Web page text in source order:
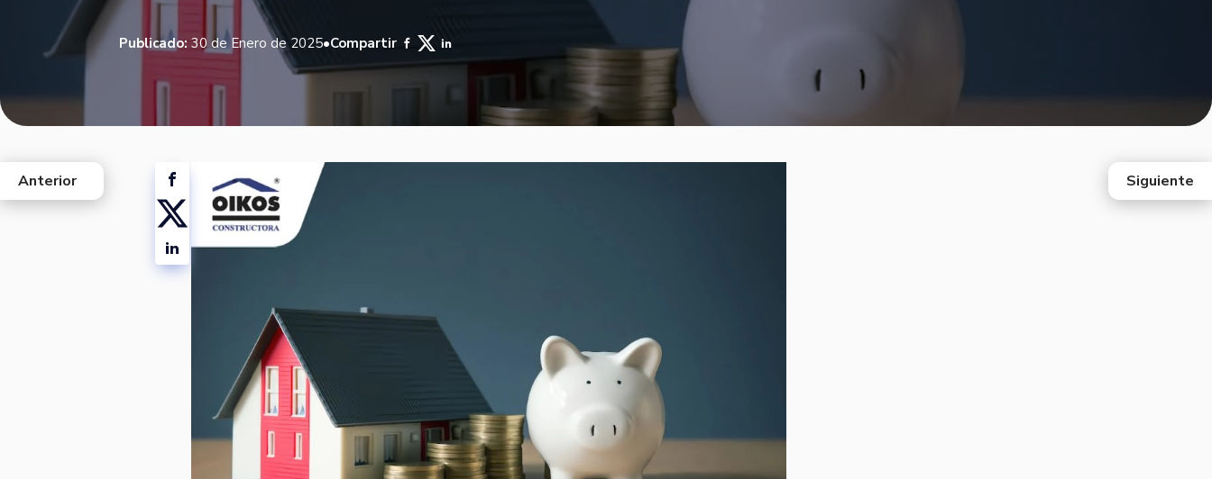
Publicado: 30 de Enero de 2025•Compartir
west
Anterior Siguiente